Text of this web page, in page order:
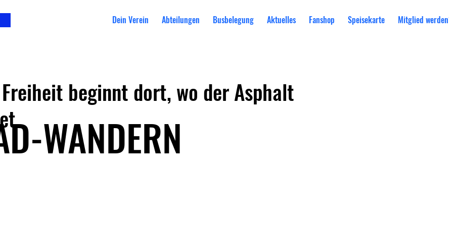
Dein Verein Abteilungen Busbelegung Aktuelles Fanshop Speisekarte Mitglied werden?
beginnt dort, wo der Asphalt
WANDERN